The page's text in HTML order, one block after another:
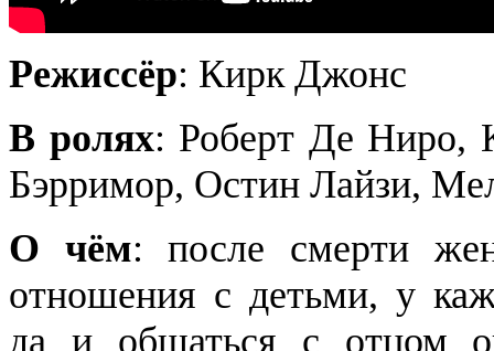
Режиссёр: Кирк Джонс
В ролях: Роберт Де Ниро,
Бэрримор, Остин Лайзи,
О чём: после смерти
отношения с детьми, у
да и общаться с отцом